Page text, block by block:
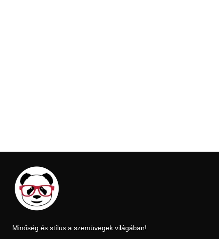
Minőség és stílus a szemüvegek világában!